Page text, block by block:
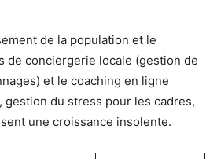
de la population et le
de conciergerie locale (gestion de
et le coaching en ligne
gestion du stress pour les cadres,
une croissance insolente.